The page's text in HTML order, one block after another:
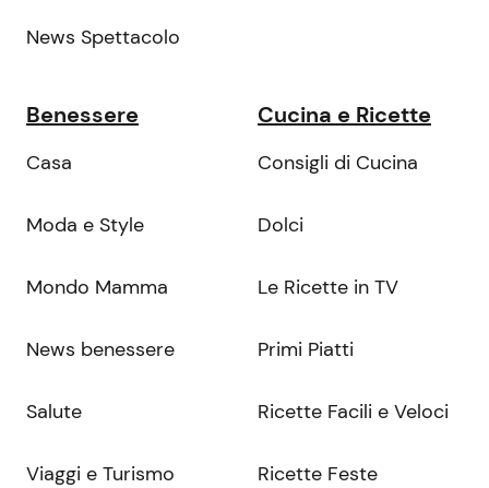
News Spettacolo
Benessere
Casa
Moda e Style
Mondo Mamma
News benessere
Salute
Viaggi e Turismo
Cucina e Ricette
Consigli di Cucina
Dolci
Le Ricette in TV
Primi Piatti
Ricette Facili e Veloci
Ricette Feste